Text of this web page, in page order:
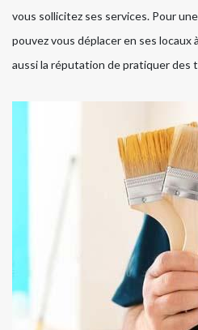
vous sollicitez ses services. Pour
pouvez vous déplacer en ses locaux
aussi la réputation de pratiquer des